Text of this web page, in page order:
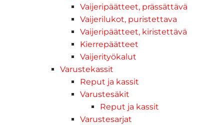
Vaijeripäätteet, prässättävä
Vaijerilukot, puristettava
Vaijeripäätteet, kiristettävä
Kierrepäätteet
Vaijerityökalut
Varustekassit
Reput ja kassit
Varustesäkit
Reput ja kassit
Varustesarjat